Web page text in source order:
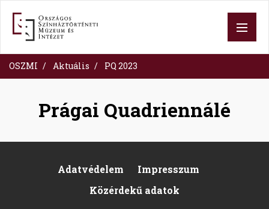
content
OSZMI Aktuális PQ 2023
Prágai Quadriennálé
Footer
Adatvédelem
Impresszum
Közérdekű adatok